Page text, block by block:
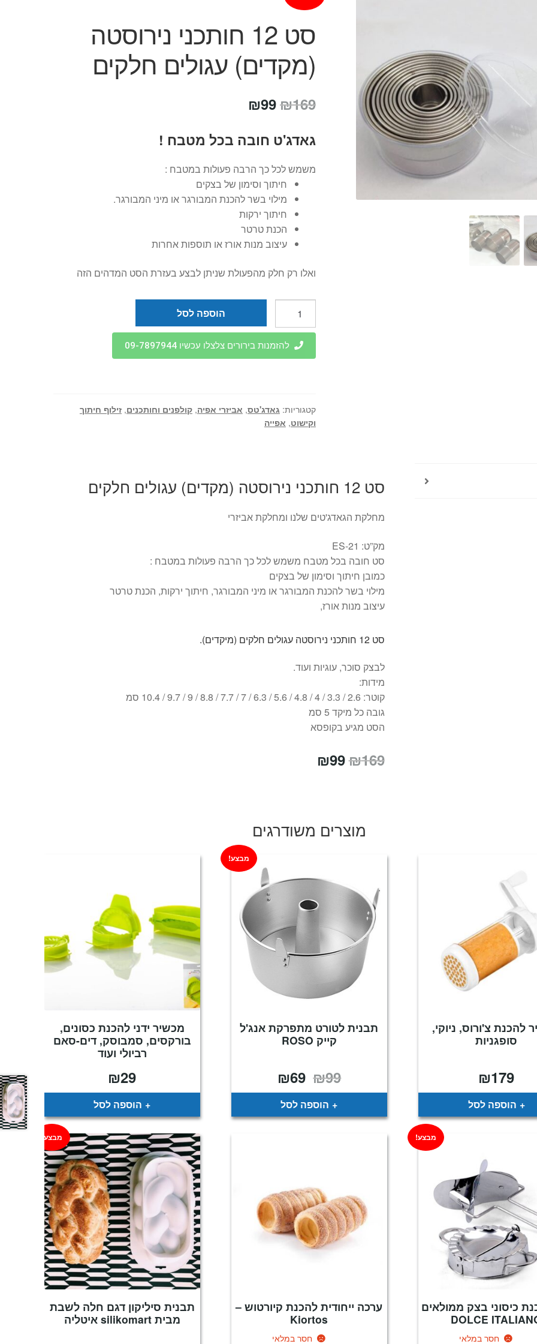
סט 12 חותכני נירוסטה
(מקדים) עגולים חלקים
₪169
המחיר
היה:
₪169.
₪99
הוא:
₪99.
גאדג'ט חובה בכל מטבח !
משמש לכל כך הרבה פעולות במטבח :
חיתוך וסימון של בצקים
מילוי בשר להכנת המבורגר או מיני המבורגר.
חיתוך ירקות
הכנת טרטר
עיצוב מנות אורז או תוספות אחרות
ואלו רק חלק מהפעולת שניתן לבצע בעזרת הסט המדהים הזה
סט
עגולים
חלקים
הוספה לסל
להזמנות בירורים צלצלו עכשיו 09-7897944
קטגוריות: גאדג'טס, אביזרי אפיה,קולפנים וחותכנים,זילוף חיתוך
וקישוט, אפייה
סט 12 חותכני נירוסטה (מקדים) עגולים חלקים
מחלקת הגאדג'טים שלנו ומחלקת אביזרי
מק”ט: ES-21
סט חובה בכל מטבח משמש לכל כך הרבה פעולות במטבח :
כמובן חיתוך וסימון של בצקים
מילוי בשר להכנת המבורגר או מיני המבורגר, חיתוך ירקות, הכנת טרטר
עיצוב מנות אורז,
סט 12 חותכני נירוסטה עגולים חלקים (מיקדים).
לבצק סוכר, עוגיות ועוד.
מידות:
קוטר: 2.6 / 3.3 / 4 / 4.8 / 5.6 / 6.3 / 7 / 7.7 / 8.8 / 9 / 9.7 / 10.4 סמ
גובה כל מיקד 5 סמ
הסט מגיע בקופסא
₪169
המחיר
₪169.
₪99
₪99.
מוצרים משודרגים
להכנת צ'ורוס, ניוקי,
סופגניות
₪179
הוספה לסל
תבנית לטורט מתפרקת אנג'ל
קייק ROSO
מבצע!
₪99 המחיר
המקורי
היה:
₪69
הוא:
הוספה לסל
מכשיר ידני להכנת כסונים,
בורקסים, סמבוסק, דים-סאם
רביולי ועוד
₪29
הוספה לסל
כיסוני בצק ממולאים
DOLCE
חסר במלאי
מבצע!
ערכה ייחודית להכנת קיורטוש –
Kiortos
חסר במלאי
תבנית סיליקון דגם חלה לשבת
מבית silikomart איטליה
מבצע!